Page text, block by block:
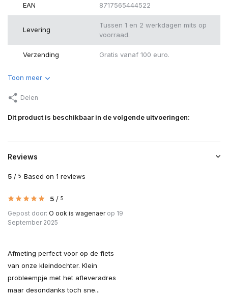
EAN 8717565444522
Levering
Tussen 1 en 2 werkdagen mits op
voorraad.
Verzending Gratis vanaf 100 euro.
Toon meer
Delen
Dit product is beschikbaar in de volgende uitvoeringen:
Reviews
5 / 5 Based on 1 reviews
5 / 5
Gepost door: O ook is wagenaerop 19
September 2025
Afmeting perfect voor op de fiets
van onze kleindochter. Klein
probleempje met het afleveradres
maar desondanks toch sne...